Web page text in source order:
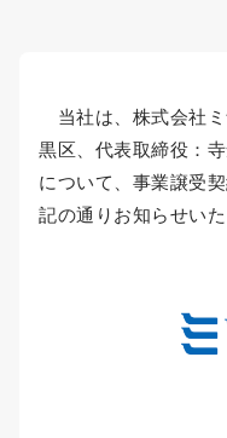
当社は、株式会社ミ
黒区、代表取締役：
について、事業譲受
記の通りお知らせいた